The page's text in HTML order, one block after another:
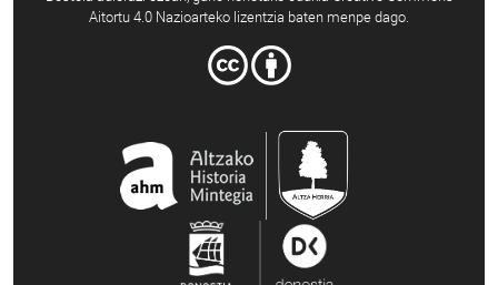
Aitortu 4.0 Nazioarteko lizentzia baten menpe dago.